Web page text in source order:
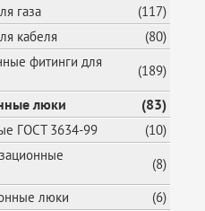
газа
(117)
кабеля
(80)
фитинги для
(189)
люки (83)
ГОСТ 3634-99
(10)
(8)
люки
(6)